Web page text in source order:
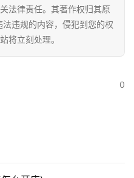
法律责任。其著作权归其原
违规的内容，侵犯到您的权
将立刻处理。
0